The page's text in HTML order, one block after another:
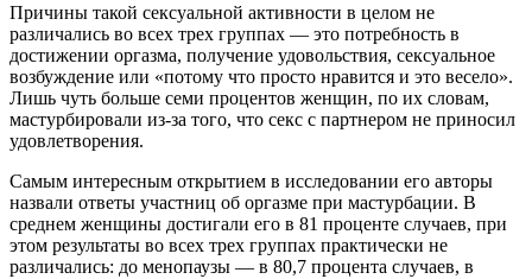
Причины такой сексуальной активности в целом не
различались во всех трех группах — это потребность в
достижении оргазма, получение удовольствия, сексуальное
возбуждение или «потому что просто нравится и это весело».
Лишь чуть больше семи процентов женщин, по их словам,
мастурбировали из-за того, что секс с партнером не приносил
удовлетворения.
Самым интересным открытием в исследовании его авторы
назвали ответы участниц об оргазме при мастурбации. В
среднем женщины достигали его в 81 проценте случаев, при
этом результаты во всех трех группах практически не
различались: до менопаузы — в 80,7 процента случаев, в